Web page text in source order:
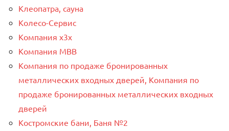
Клеопатра, сауна
Колесо-Сервис
Компания x3x
Компания МВВ
Компания по продаже бронированных
металлических входных дверей, Компания по
продаже бронированных металлических входных
дверей
Костромские бани, Баня №2